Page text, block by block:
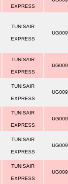
EXPRESS
TUNISAIR
EXPRESS
UG009
TUNISAIR
EXPRESS
UG009
TUNISAIR
EXPRESS
UG009
TUNISAIR
EXPRESS
UG009
TUNISAIR
EXPRESS
UG009
TUNISAIR
EXPRESS
UG009